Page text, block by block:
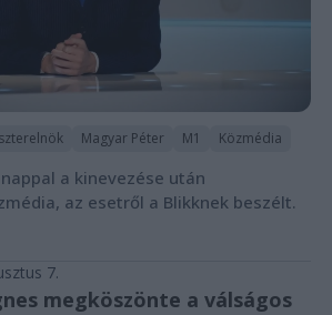
Magyar Péter M1 Közmédia
a kinevezése után
az esetről a Blikknek beszélt.
7.
megköszönte a válságos